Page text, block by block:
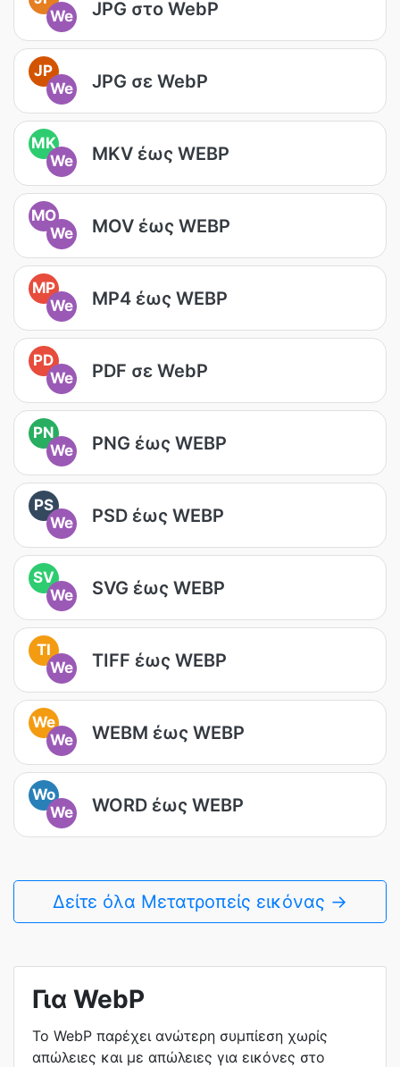
We
JPG στο WebP
JP
We
JPG σε WebP
MK
We
MKV έως WEBP
MO
We
MOV έως WEBP
MP
We
MP4 έως WEBP
PD
We
PDF σε WebP
PN
We
PNG έως WEBP
PS
We
PSD έως WEBP
SV
We
SVG έως WEBP
TI
We
TIFF έως WEBP
We
We
WEBM έως WEBP
Wo
We
WORD έως WEBP
Δείτε όλα Μετατροπείς εικόνας →
Για WebP
Το WebP παρέχει ανώτερη συμπίεση χωρίς
απώλειες και με απώλειες για εικόνες στο